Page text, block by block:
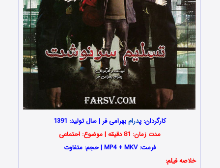
کارگردان: پدرامبهرامی فر | سال تولید: 1391
مدت زمان: 81 دقیقه | موضوع: احتماعی
فرمت: MP4 + MKV | حجم: متفاوت
خلاصه فیلم: